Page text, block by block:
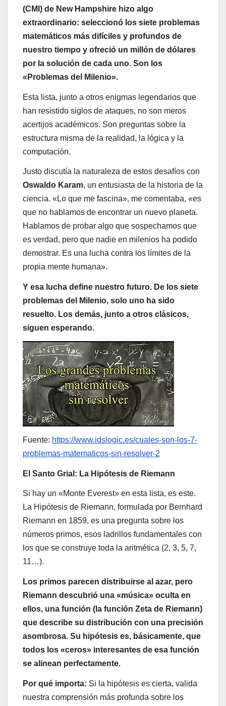
(CMI) de New Hampshire hizo algo
extraordinario: seleccionó los siete problemas
matemáticos más difíciles y profundos de
nuestro tiempo y ofreció un millón de dólares
por la solución de cada uno. Son los
«Problemas del Milenio».
Esta lista, junto a otros enigmas legendarios que
han resistido siglos de ataques, no son meros
acertijos académicos. Son preguntas sobre la
estructura misma de la realidad, la lógica y la
computación.
Justo discutía la naturaleza de estos desafíos con
Oswaldo Karam, un entusiasta de la historia de la
ciencia. «Lo que me fascina», me comentaba, «es
que no hablamos de encontrar un nuevo planeta.
Hablamos de probar algo que sospechamos que
es verdad, pero que nadie en milenios ha podido
demostrar. Es una lucha contra los límites de la
propia mente humana».
Y esa lucha define nuestro futuro. De los siete
problemas del Milenio, solo uno ha sido
resuelto. Los demás, junto a otros clásicos,
siguen esperando.
Fuente: https://www.idslogic.es/cuales-son-los-7-
problemas-matematicos-sin-resolver-2
El Santo Grial: La Hipótesis de Riemann
Si hay un «Monte Everest» en esta lista, es este.
La Hipótesis de Riemann, formulada por Bernhard
Riemann en 1859, es una pregunta sobre los
números primos, esos ladrillos fundamentales con
los que se construye toda la aritmética (2, 3, 5, 7,
11…).
Los primos parecen distribuirse al azar, pero
Riemann descubrió una «música» oculta en
ellos, una función (la función Zeta de Riemann)
que describe su distribución con una precisión
asombrosa. Su hipótesis es, básicamente, que
todos los «ceros» interesantes de esa función
se alinean perfectamente.
Por qué importa: Si la hipótesis es cierta, valida
nuestra comprensión más profunda sobre los